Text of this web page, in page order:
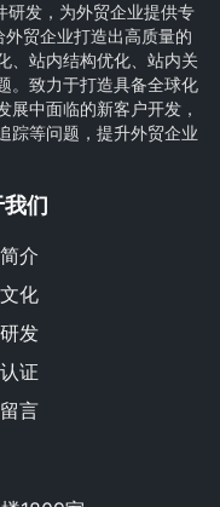
研发，为外贸企业提供专
贸企业打造出高质量的
、站内结构优化、站内关
。致力于打造具备全球化
展中面临的新客户开发，
踪等问题，提升外贸企业
们
介
化
发
证
言